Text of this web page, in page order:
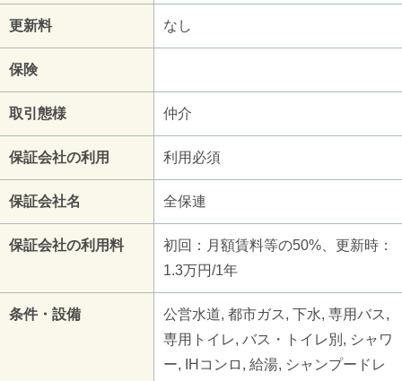
更新料 なし
保険
取引態様 仲介
保証会社の利用 利用必須
保証会社名 全保連
保証会社の利用料
初回：月額賃料等の50%、更新時：
1.3万円/1年
条件・設備
公営水道, 都市ガス, 下水, 専用バス,
専用トイレ, バス・トイレ別, シャワ
ー, IHコンロ, 給湯, シャンプードレ